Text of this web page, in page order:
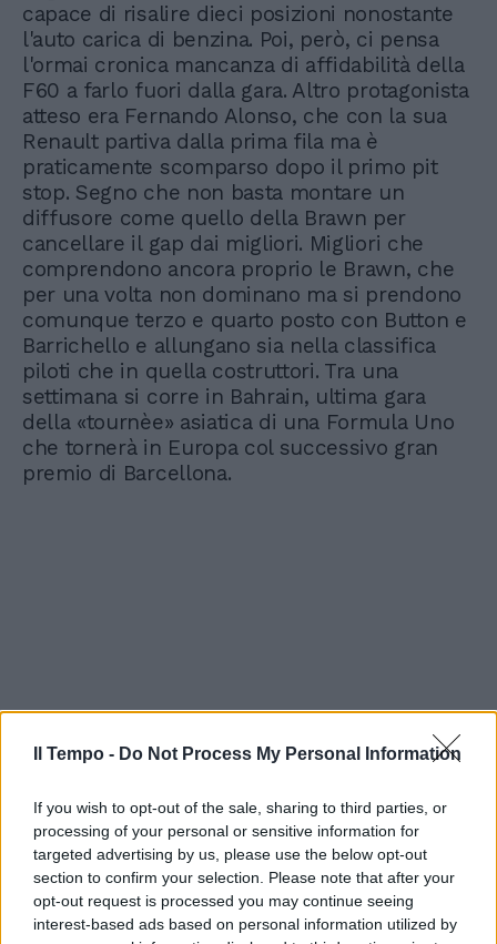
Il Tempo - Do Not Process My Personal Information
If you wish to opt-out of the sale, sharing to third parties, or
processing of your personal or sensitive information for
targeted advertising by us, please use the below opt-out
section to confirm your selection. Please note that after your
opt-out request is processed you may continue seeing
interest-based ads based on personal information utilized by
capace di risalire dieci posizioni nonostante
l'auto carica di benzina. Poi, però, ci pensa
l'ormai cronica mancanza di affidabilità della
F60 a farlo fuori dalla gara. Altro protagonista
atteso era Fernando Alonso, che con la sua
Renault partiva dalla prima fila ma è
praticamente scomparso dopo il primo pit
stop. Segno che non basta montare un
diffusore come quello della Brawn per
cancellare il gap dai migliori. Migliori che
comprendono ancora proprio le Brawn, che
per una volta non dominano ma si prendono
comunque terzo e quarto posto con Button e
Barrichello e allungano sia nella classifica
piloti che in quella costruttori. Tra una
settimana si corre in Bahrain, ultima gara
della «tournèe» asiatica di una Formula Uno
che tornerà in Europa col successivo gran
premio di Barcellona.